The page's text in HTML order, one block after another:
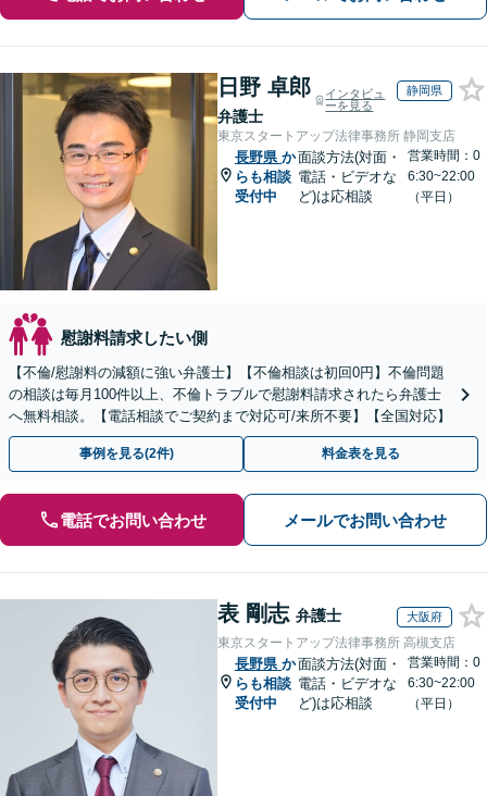
日野 卓郎
弁護士
インタビュ
ーを見る
静岡県
東京スタートアップ法律事務所 静岡支店
長野県 か
らも相談
受付中
面談方法(対面・
電話・ビデオな
ど)は応相談
営業時間：0
6:30~22:00
（平日）
慰謝料請求したい側
【不倫/慰謝料の減額に強い弁護士】【不倫相談は初回0円】不倫問題
の相談は毎月100件以上、不倫トラブルで慰謝料請求されたら弁護士
へ無料相談。【電話相談でご契約まで対応可/来所不要】【全国対応】
事例を見る(2件) 料金表を見る
電話でお問い合わせ メールでお問い合わせ
表 剛志 弁護士 大阪府
東京スタートアップ法律事務所 高槻支店
長野県 か
らも相談
受付中
面談方法(対面・
電話・ビデオな
ど)は応相談
営業時間：0
6:30~22:00
（平日）